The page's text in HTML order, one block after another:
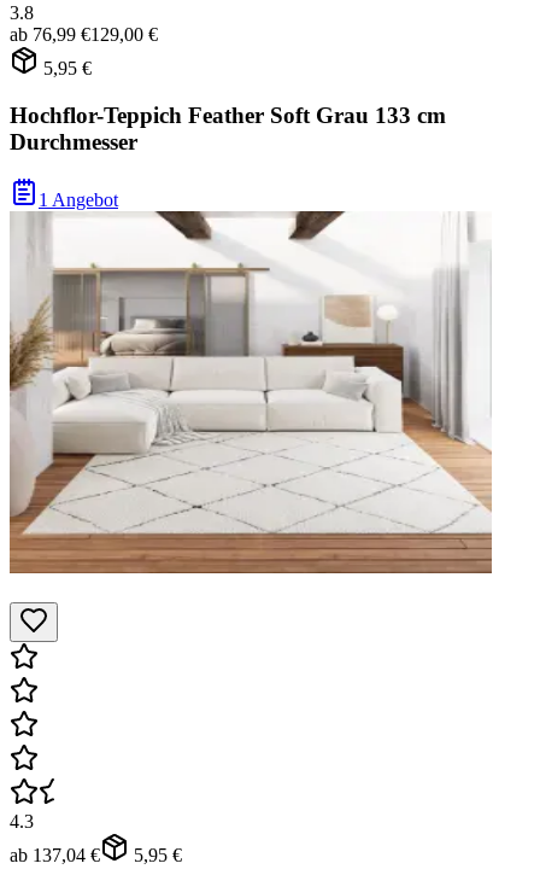
3.8
ab 76,99 €129,00 €
5,95 €
Hochflor-Teppich Feather Soft Grau 133 cm
Durchmesser
1 Angebot
4.3
ab 137,04 € 5,95 €